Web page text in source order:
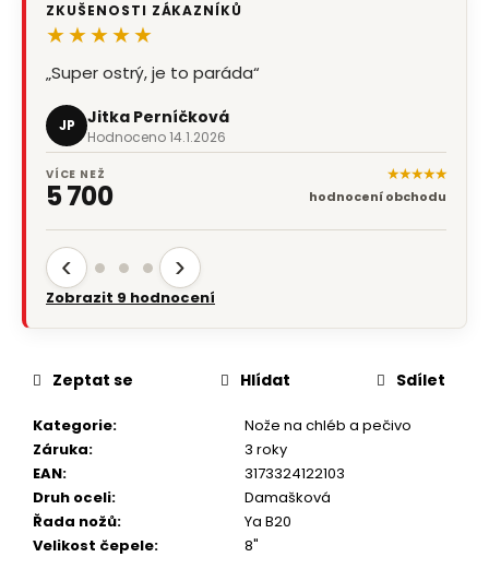
ZKUŠENOSTI ZÁKAZNÍKŮ
★★★★★
„Super ostrý, je to paráda“
JP Jitka Perníčková
Hodnoceno 14.1.2026
VÍCE NEŽ
5 700
★★★★★
hodnocení obchodu
‹ ›
Zobrazit 9 hodnocení
Kategorie:
Nože na chléb a pečivo
Záruka:
3 roky
EAN:
3173324122103
Druh oceli:
Damašková
Řada nožů:
Ya B20
Velikost čepele: 8"
Zeptat se Hlídat Sdílet